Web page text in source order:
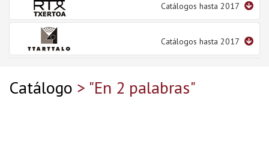
Catálogos hasta 2017
Catálogos hasta 2017
Catálogo > "En 2 palabras"